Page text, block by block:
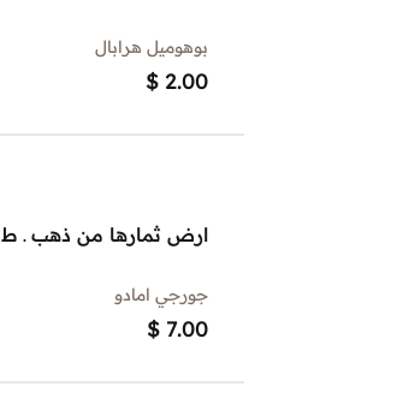
بوهوميل هرابال
$ 2.00
ارض ثمارها من ذهب ـ ط 2
جورجي امادو
$ 7.00